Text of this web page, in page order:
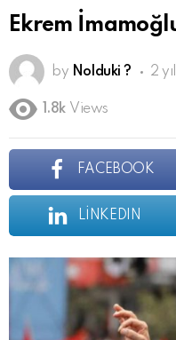
Ekrem
by Nolduki ? 2
1.8k Views
FACEBOOK
LINKEDIN